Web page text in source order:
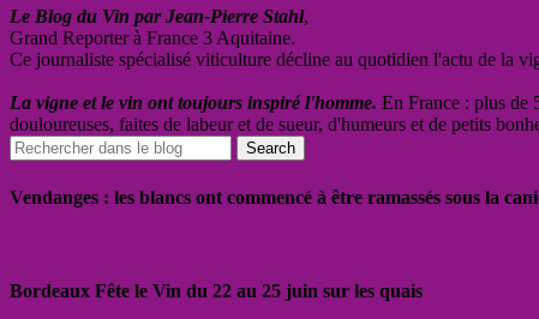
Le Blog du Vin par Jean-Pierre Stahl,
Grand Reporter à France 3 Aquitaine.
Ce journaliste spécialisé viticulture décline au quotidien l'actu de la
La vigne et le vin ont toujours inspiré l'homme. En France : plus de
douloureuses, faites de labeur et de sueur, d'humeurs et de petits
Vendanges : les blancs ont commencé à être ramassés sous la
Bordeaux Fête le Vin du 22 au 25 juin sur les quais